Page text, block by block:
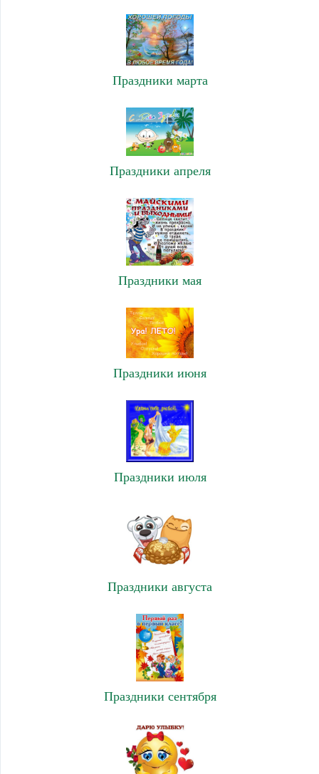
Праздники марта
Праздники апреля
Праздники мая
Праздники июня
Праздники июля
Праздники августа
Праздники сентября